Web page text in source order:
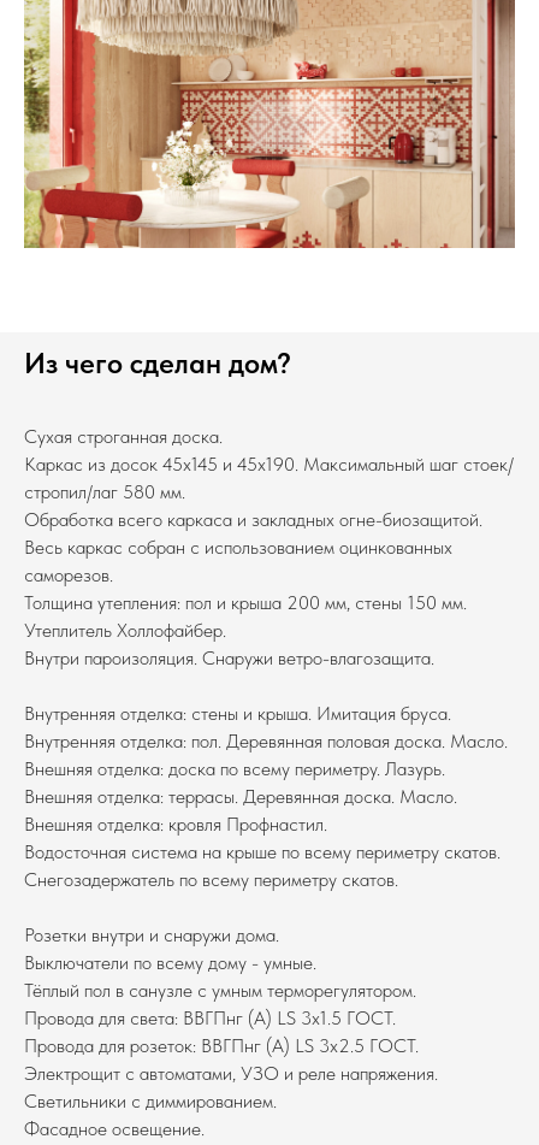
Из чего сделан дом?
Сухая строганная доска.
Каркас из досок 45х145 и 45х190. Максимальный шаг стоек/
стропил/лаг 580 мм.
Обработка всего каркаса и закладных огне-биозащитой.
Весь каркас собран с использованием оцинкованных
саморезов.
Толщина утепления: пол и крыша 200 мм, стены 150 мм.
Утеплитель Холлофайбер.
Внутри пароизоляция. Снаружи ветро-влагозащита.
Внутренняя отделка: стены и крыша. Имитация бруса.
Внутренняя отделка: пол. Деревянная половая доска. Масло.
Внешняя отделка: доска по всему периметру. Лазурь.
Внешняя отделка: террасы. Деревянная доска. Масло.
Внешняя отделка: кровля Профнастил.
Водосточная система на крыше по всему периметру скатов.
Снегозадержатель по всему периметру скатов.
Розетки внутри и снаружи дома.
Выключатели по всему дому - умные.
Тёплый пол в санузле с умным терморегулятором.
Провода для света: ВВГПнг (А) LS 3х1.5 ГОСТ.
Провода для розеток: ВВГПнг (А) LS 3х2.5 ГОСТ.
Электрощит с автоматами, УЗО и реле напряжения.
Светильники с диммированием.
Фасадное освещение.